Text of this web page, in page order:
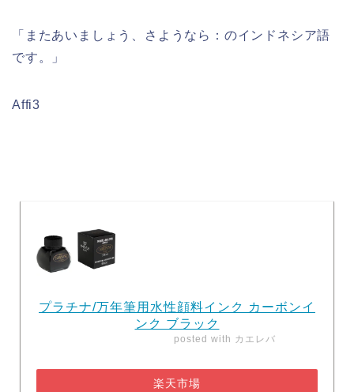
「またあいましょう、さようなら：のインドネシア語
です。」
Affi3
プラチナ/万年筆用水性顔料インク カーボンイ
ンク ブラック
posted with カエレバ
楽天市場